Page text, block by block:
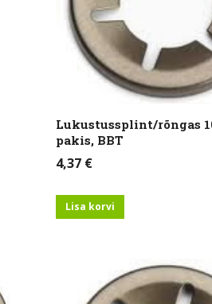
Lukustussplint/rõngas
pakis, BBT
4,37 €
Lisa korvi